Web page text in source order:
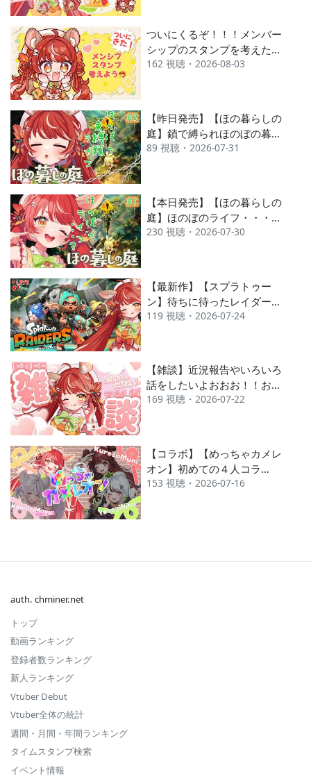
ついにくるぞ！！！メンバー
シップのスタンプを考えた
い！！【雑談配信 / ゆうらぎ
162 視聴・2026-08-03
【昨日発売】【ほの暮らしの
庭】鎖で縛られほのぼの暮ら
し～束縛する鎖～【ゆうらぎ
89 視聴・2026-07-31
【本日発売】【ほの暮らしの
庭】ほのぼのライフ・・・？
はじめます！！！【ゆうらぎ
230 視聴・2026-07-30
【最新作】【スプラトゥー
ン】待ちに待ったレイダー
ス！！！！塗りたくってお宝
う】
119 視聴・2026-07-24
【雑談】近況報告やいろいろ
話をしたいよおおお！！お姉
ちゃんが爆笑してくれた話も
169 視聴・2026-07-22
【コラボ】【めっちゃカメレ
オン】初めての４人コラ
ボ！！！かくれる！！！そし
153 視聴・2026-07-16
auth. chminer.net
トップ
動画ランキング
登録者数ランキング
新人ランキング
Vtuber Debut
Vtuber全体の統計
週間・月間・年間ランキング
タイムスタンプ検索
イベント情報